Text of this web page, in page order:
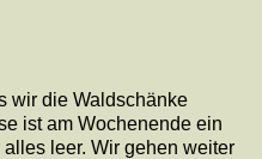
wir die Waldschänke
ist am Wochenende ein
leer. Wir gehen weiter